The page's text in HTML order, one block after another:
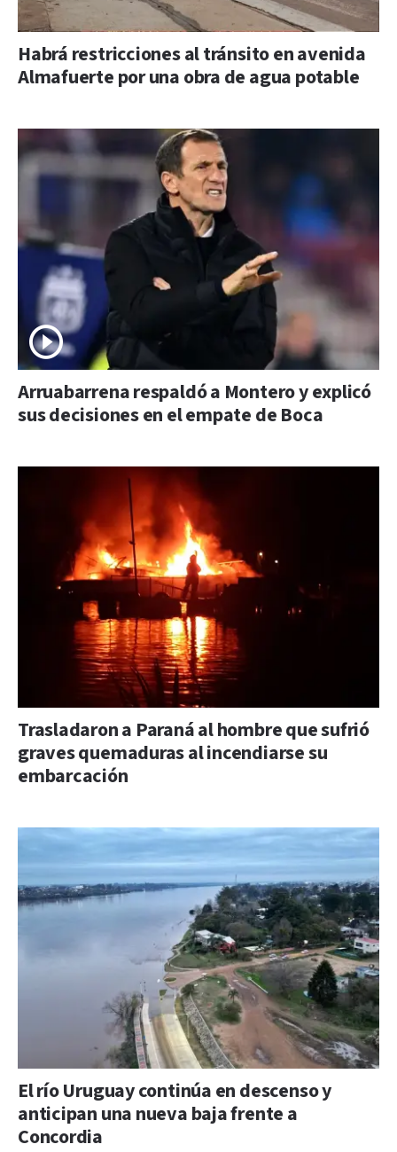
Habrá restricciones al tránsito en avenida
Almafuerte por una obra de agua potable
Arruabarrena respaldó a Montero y explicó
sus decisiones en el empate de Boca
Trasladaron a Paraná al hombre que sufrió
graves quemaduras al incendiarse su
embarcación
El río Uruguay continúa en descenso y
anticipan una nueva baja frente a
Concordia